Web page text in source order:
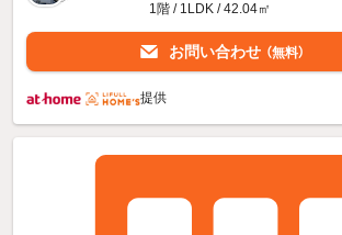
1階 / 1LDK / 42.04㎡
お問い合わせ （無料）
提供